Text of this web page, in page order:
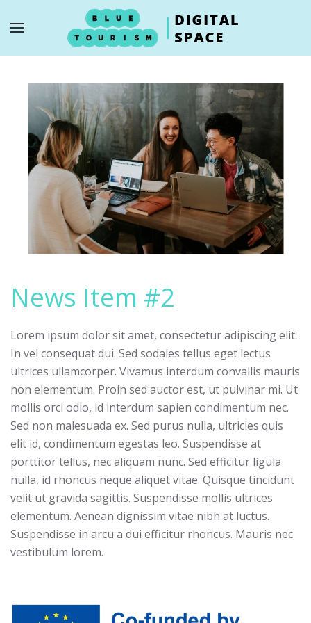
Skip to main content
News Item #2
Lorem ipsum dolor sit amet, consectetur adipiscing elit.
In vel consequat dui. Sed sodales tellus eget lectus
ultrices ullamcorper. Vivamus interdum convallis mauris
non elementum. Proin sed auctor est, ut pulvinar mi. Ut
mollis orci odio, id interdum sapien condimentum nec.
Sed non malesuada ex. Sed purus nulla, ultricies quis
elit id, condimentum egestas leo. Suspendisse at
porttitor tellus, nec aliquam nunc. Sed efficitur ligula
nulla, id rhoncus neque aliquet vitae. Quisque tincidunt
velit ut gravida sagittis. Suspendisse mollis ultrices
elementum. Aenean dignissim vitae nibh at luctus.
Suspendisse in arcu a dui efficitur rhoncus. Mauris nec
vestibulum lorem.